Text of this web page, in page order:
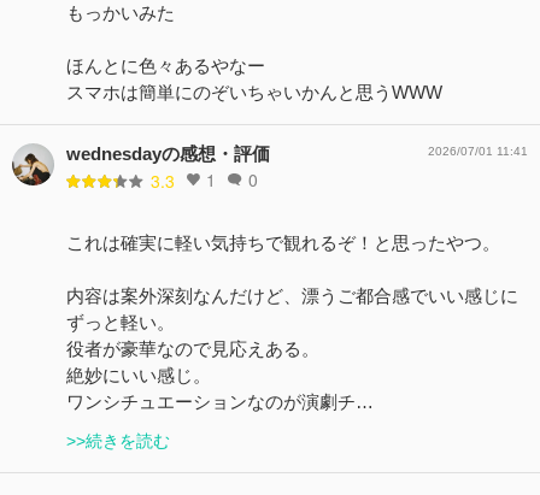
もっかいみた
ほんとに色々あるやなー
スマホは簡単にのぞいちゃいかんと思うWWW
wednesdayの感想・評価
3.3 1 0
2026/07/01 11:41
これは確実に軽い気持ちで観れるぞ！と思ったやつ。
内容は案外深刻なんだけど、漂うご都合感でいい感じに
ずっと軽い。
役者が豪華なので見応えある。
絶妙にいい感じ。
ワンシチュエーションなのが演劇チ…
>>続きを読む